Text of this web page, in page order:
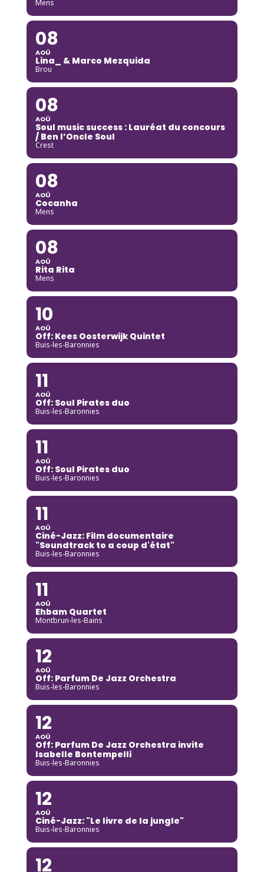
Mens
08
AOÛ
Lina_ & Marco Mezquida
Brou
08
AOÛ
Soul music success : Lauréat du concours
/ Ben l’Oncle Soul
Crest
08
AOÛ
Cocanha
Mens
08
AOÛ
Rita Rita
Mens
10
AOÛ
Off: Kees Oosterwijk Quintet
Buis-les-Baronnies
11
AOÛ
Off: Soul Pirates duo
Buis-les-Baronnies
11
AOÛ
Off: Soul Pirates duo
Buis-les-Baronnies
11
AOÛ
Ciné-Jazz: Film documentaire
"Soundtrack to a coup d'état"
Buis-les-Baronnies
11
AOÛ
Ehbam Quartet
Montbrun-les-Bains
12
AOÛ
Off: Parfum De Jazz Orchestra
Buis-les-Baronnies
12
AOÛ
Off: Parfum De Jazz Orchestra invite
Isabelle Bontempelli
Buis-les-Baronnies
12
AOÛ
Ciné-Jazz: "Le livre de la jungle"
Buis-les-Baronnies
12